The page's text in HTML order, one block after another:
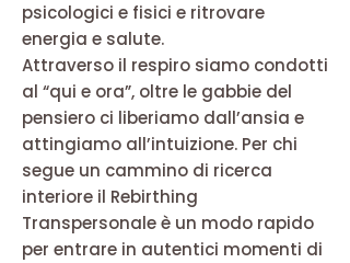
psicologici e fisici e ritrovare
energia e salute.
Attraverso il respiro siamo condotti
al “qui e ora”, oltre le gabbie del
pensiero ci liberiamo dall’ansia e
attingiamo all’intuizione. Per chi
segue un cammino di ricerca
interiore il Rebirthing
Transpersonale è un modo rapido
per entrare in autentici momenti di